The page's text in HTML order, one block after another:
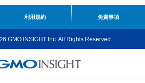
利用規約 免責事項
GMO INSIGHT Inc. All Rights Reserved.